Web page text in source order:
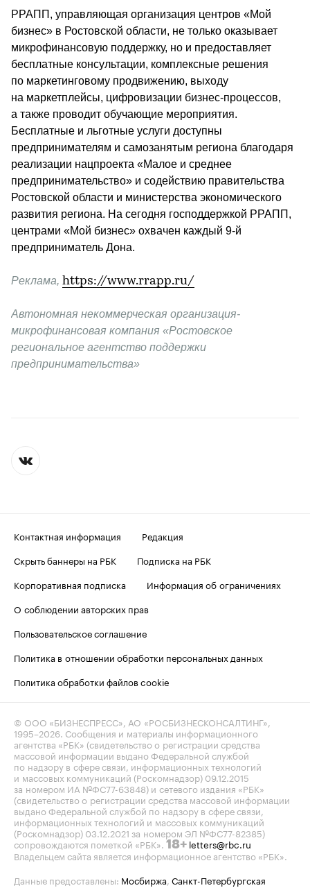
РРАПП, управляющая организация центров «Мой
бизнес» в Ростовской области, не только оказывает
микрофинансовую поддержку, но и предоставляет
бесплатные консультации, комплексные решения
по маркетинговому продвижению, выходу
на маркетплейсы, цифровизации бизнес-процессов,
а также проводит обучающие мероприятия.
Бесплатные и льготные услуги доступны
предпринимателям и самозанятым региона благодаря
реализации нацпроекта «Малое и среднее
предпринимательство» и содействию правительства
Ростовской области и министерства экономического
развития региона. На сегодня господдержкой РРАПП,
центрами «Мой бизнес» охвачен каждый 9-й
предприниматель Дона.
Реклама, https://www.rrapp.ru/
Автономная некоммерческая организация-
микрофинансовая компания «Ростовское
региональное агентство поддержки
предпринимательства»
Контактная информация
Редакция
Скрыть баннеры на РБК
Подписка на РБК
Корпоративная подписка
Информация об ограничениях
О соблюдении авторских прав
Пользовательское соглашение
Политика в отношении обработки персональных данных
Политика обработки файлов cookie
© ООО «БИЗНЕСПРЕСС», АО «РОСБИЗНЕСКОНСАЛТИНГ»,
1995–2026. Сообщения и материалы информационного
агентства «РБК» (свидетельство о регистрации средства
массовой информации выдано Федеральной службой
по надзору в сфере связи, информационных технологий
и массовых коммуникаций (Роскомнадзор) 09.12.2015
за номером ИА №ФС77-63848) и сетевого издания «РБК»
(свидетельство о регистрации средства массовой информации
выдано Федеральной службой по надзору в сфере связи,
информационных технологий и массовых коммуникаций
(Роскомнадзор) 03.12.2021 за номером ЭЛ №ФС77-82385)
сопровождаются пометкой «РБК». 18+ letters@rbc.ru
Владельцем сайта является информационное агентство «РБК».
Данные предоставлены: Мосбиржа, Санкт-Петербургская